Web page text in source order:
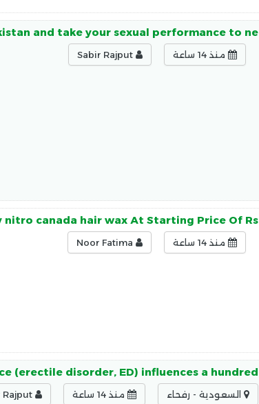
and take your sexual performance to ne
منذ 14 ساعة
nitro canada hair wax At Starting Price Of Rs
منذ 14 ساعة
(erectile disorder, ED) influences a hundred
السعودية - رفحاء منذ 14 ساعة